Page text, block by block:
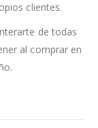
clientes.
de todas
al comprar en